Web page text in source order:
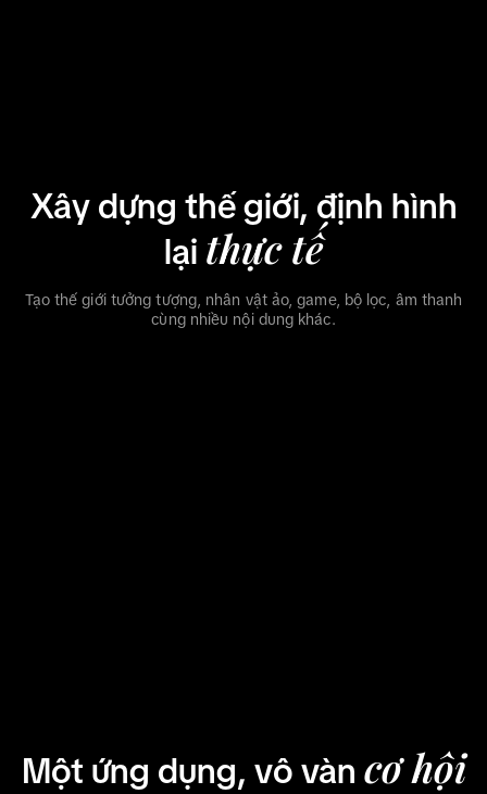
Xây dựng thế giới, định hình
lại thực tế
Tạo thế giới tưởng tượng, nhân vật ảo, game, bộ lọc, âm thanh
cùng nhiều nội dung khác.
Một ứng dụng, vô vàn cơ hội